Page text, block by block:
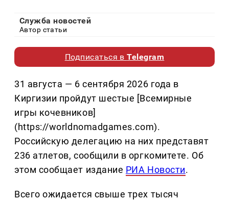
Служба новостей
Автор статьи
Подписаться вTelegram
31 августа — 6 сентября 2026 года в
Киргизии пройдут шестые [Всемирные
игры кочевников]
(https://worldnomadgames.com).
Российскую делегацию на них представят
236 атлетов, сообщили в оргкомитете. Об
этом сообщает издание РИА Новости.
Всего ожидается свыше трех тысяч